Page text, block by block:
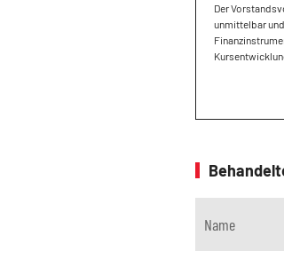
Der
unmittelbar
Name